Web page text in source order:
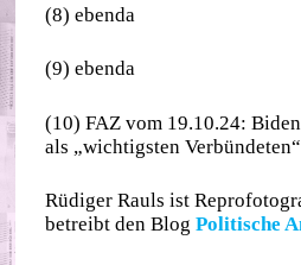
(8) ebenda
(9) ebenda
(10) FAZ vom 19.10.24:
als „wichtigsten Verbündeten“
Rüdiger Rauls ist
betreibt den Blog Politische